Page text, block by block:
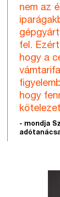
nem az
fel.
hogy a
hogy
- mondja